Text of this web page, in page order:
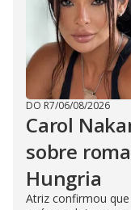
DO R7/06/08/2026
Carol
sobre
Hungria
Atriz confirmou